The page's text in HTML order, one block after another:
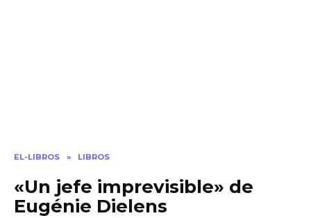
EL-LIBROS » LIBROS
«Un jefe imprevisible» de
Eugénie Dielens